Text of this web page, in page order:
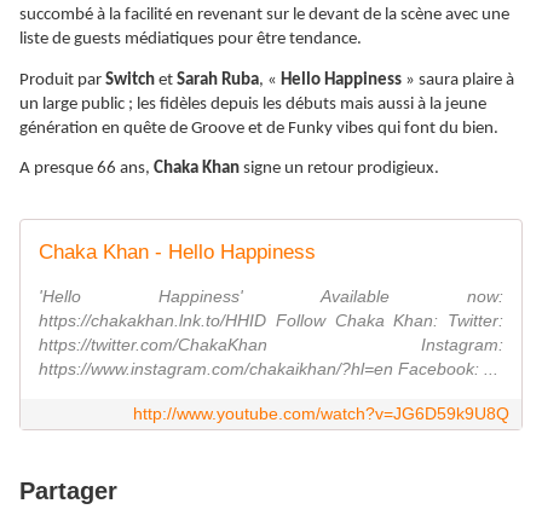
succombé à la facilité en revenant sur le devant de la scène avec une
liste de guests médiatiques pour être tendance.
Produit par Switch et Sarah Ruba, « Hello Happiness » saura plaire à
un large public ; les fidèles depuis les débuts mais aussi à la jeune
génération en quête de Groove et de Funky vibes qui font du bien.
A presque 66 ans, Chaka Khan signe un retour prodigieux.
Chaka Khan - Hello Happiness
'Hello Happiness' Available now:
https://chakakhan.lnk.to/HHID Follow Chaka Khan: Twitter:
https://twitter.com/ChakaKhan Instagram:
https://www.instagram.com/chakaikhan/?hl=en Facebook: ...
http://www.youtube.com/watch?v=JG6D59k9U8Q
Partager